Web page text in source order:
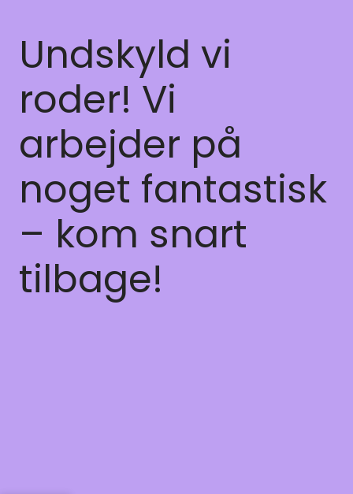
Undskyld vi
roder! Vi
arbejder på
noget fantastisk
– kom snart
tilbage!